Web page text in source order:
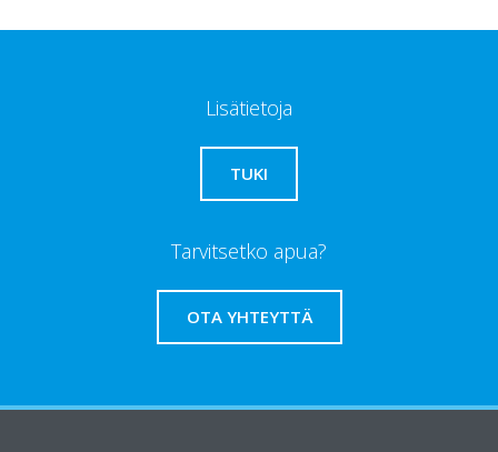
Lisätietoja
TUKI
Tarvitsetko apua?
OTA YHTEYTTÄ